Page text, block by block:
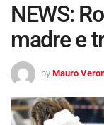
NEWS:
madre e
by Mauro